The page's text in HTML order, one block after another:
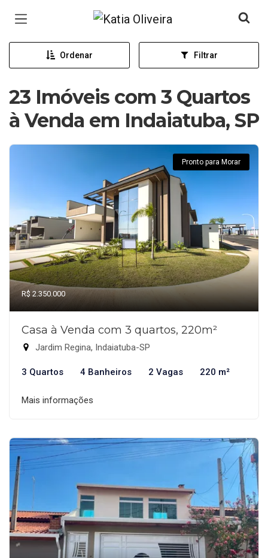
Página inicial
Ordenar Filtrar
23 Imóveis com 3 Quartos
à Venda em Indaiatuba, SP
Pronto para Morar
R$ 2.350.000
Casa à Venda com 3 quartos, 220m²
Jardim Regina, Indaiatuba-SP
3 Quartos 4 Banheiros 2 Vagas 220 m²
Mais informações